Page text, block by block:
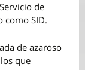
de
como SID.
de azaroso
que